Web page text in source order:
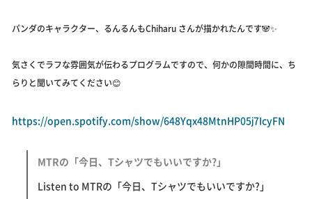
パンダのキャラクター、るんるんもChiharu さんが描かれたんです🐼✨
気さくでラフな雰囲気が伝わるプログラムですので、何かの隙間時間に、ち
らりと聞いてみてください😊
https://open.spotify.com/show/648Yqx48MtnHP05j7IcyFN
MTRの「今日、Tシャツでもいいですか?」
Listen to MTRの「今日、Tシャツでもいいですか?」